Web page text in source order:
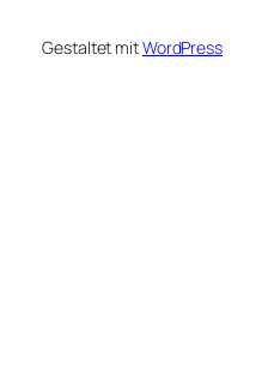
Gestaltet mitWordPress